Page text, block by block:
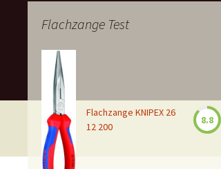
Flachzange Test
Flachzange KNIPEX 26
12 200
8.8